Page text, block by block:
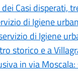
Casi disperati,
di Igiene
di Igiene
storico e a
in via